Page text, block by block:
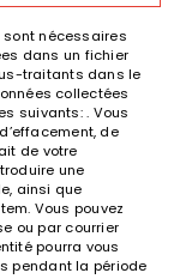
sont nécessaires
dans un fichier
traitants dans le
collectées
suivants: . Vous
de
de votre
une
ainsi que
Vous pouvez
ou par courrier
pourra vous
pendant la période